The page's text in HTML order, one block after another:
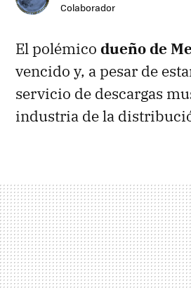
Colaborador
El polémico dueño de
vencido y, a pesar de
servicio de descargas
industria de la